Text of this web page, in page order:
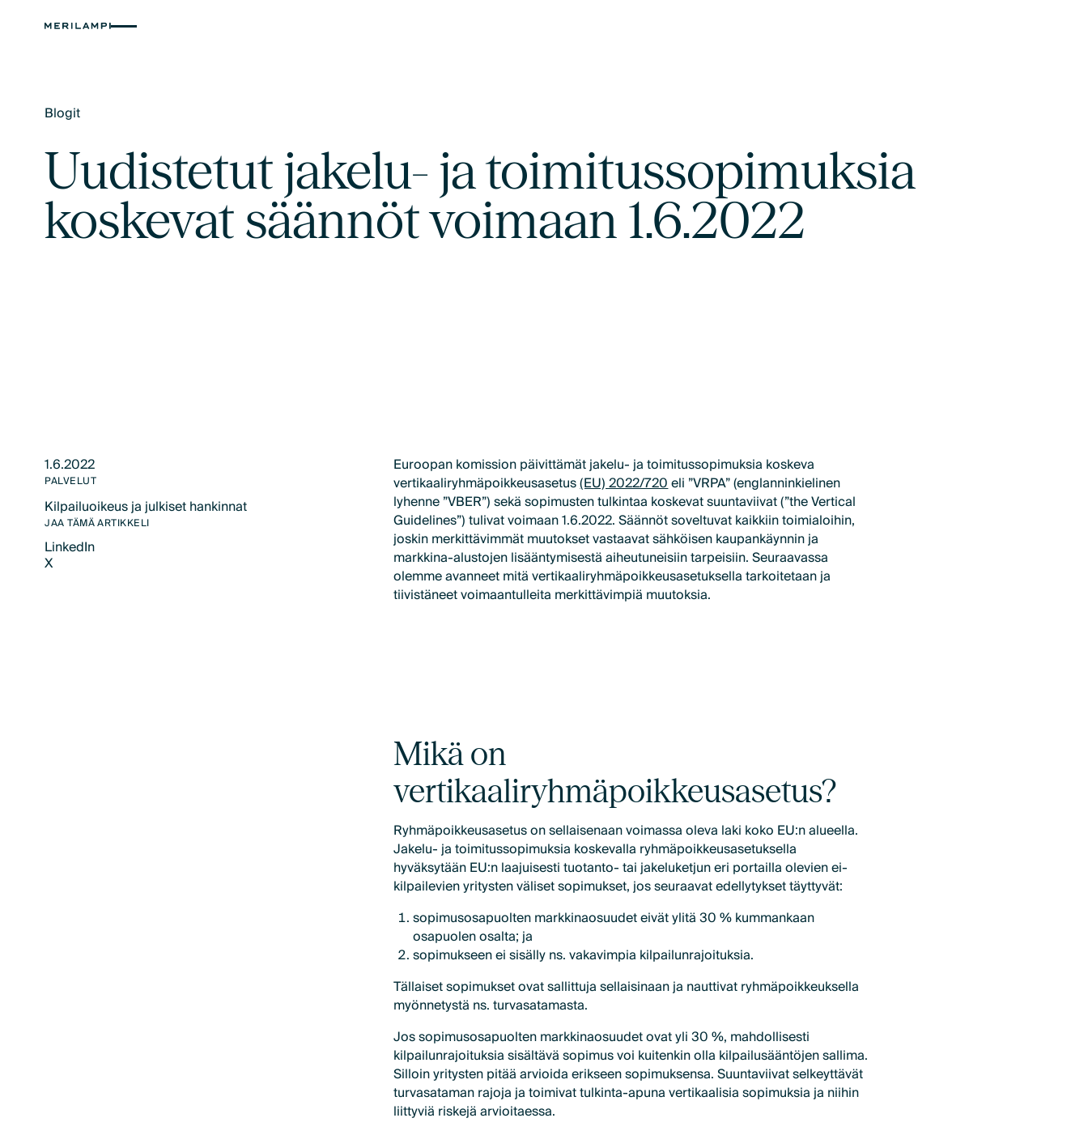
Blogit
Uudistetut jakelu- ja toimitussopimuksia
koskevat säännöt voimaan 1.6.2022
1.6.2022
PALVELUT
Kilpailuoikeus ja julkiset hankinnat
Text Link
JAA TÄMÄ ARTIKKELI
LinkedIn
LinkedIn
X
Euroopan komission päivittämät jakelu- ja toimitussopimuksia koskeva
vertikaaliryhmäpoikkeusasetus(EU) 2022/720eli ”VRPA” (englanninkielinen
lyhenne ”VBER”) sekä sopimusten tulkintaa koskevat suuntaviivat (”the Vertical
Guidelines”) tulivat voimaan 1.6.2022. Säännöt soveltuvat kaikkiin toimialoihin,
joskin merkittävimmät muutokset vastaavat sähköisen kaupankäynnin ja
markkina-alustojen lisääntymisestä aiheutuneisiin tarpeisiin. Seuraavassa
olemme avanneet mitä vertikaaliryhmäpoikkeusasetuksella tarkoitetaan ja
tiivistäneet voimaantulleita merkittävimpiä muutoksia.
Mikä on
vertikaaliryhmäpoikkeusasetus?
Ryhmäpoikkeusasetus on sellaisenaan voimassa oleva laki koko EU:n alueella.
Jakelu- ja toimitussopimuksia koskevalla ryhmäpoikkeusasetuksella
hyväksytään EU:n laajuisesti tuotanto- tai jakeluketjun eri portailla olevien ei-
kilpailevien yritysten väliset sopimukset, jos seuraavat edellytykset täyttyvät:
sopimusosapuolten markkinaosuudet eivät ylitä 30 % kummankaan
osapuolen osalta; ja
sopimukseen ei sisälly ns. vakavimpia kilpailunrajoituksia.
Tällaiset sopimukset ovat sallittuja sellaisinaan ja nauttivat ryhmäpoikkeuksella
myönnetystä ns. turvasatamasta.
Jos sopimusosapuolten markkinaosuudet ovat yli 30 %, mahdollisesti
kilpailunrajoituksia sisältävä sopimus voi kuitenkin olla kilpailusääntöjen sallima.
Silloin yritysten pitää arvioida erikseen sopimuksensa. Suuntaviivat selkeyttävät
turvasataman rajoja ja toimivat tulkinta-apuna vertikaalisia sopimuksia ja niihin
liittyviä riskejä arvioitaessa.